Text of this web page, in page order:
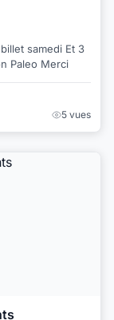
samedi Et 3
Paleo Merci
5 vues